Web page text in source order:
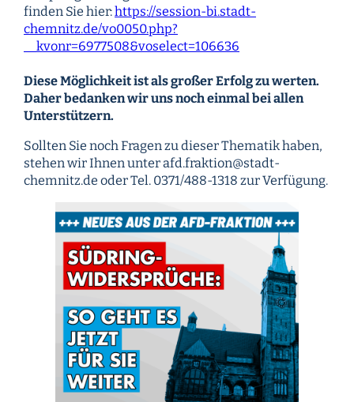
finden Sie hier:https://session-bi.stadt-
chemnitz.de/vo0050.php?
__kvonr=6977508&voselect=106636
Diese Möglichkeit ist als großer Erfolg zu werten.
Daher bedanken wir uns noch einmal bei allen
Unterstützern.
Sollten Sie noch Fragen zu dieser Thematik haben,
stehen wir Ihnen unter afd.fraktion@stadt-
chemnitz.de oder Tel. 0371/488-1318 zur Verfügung.